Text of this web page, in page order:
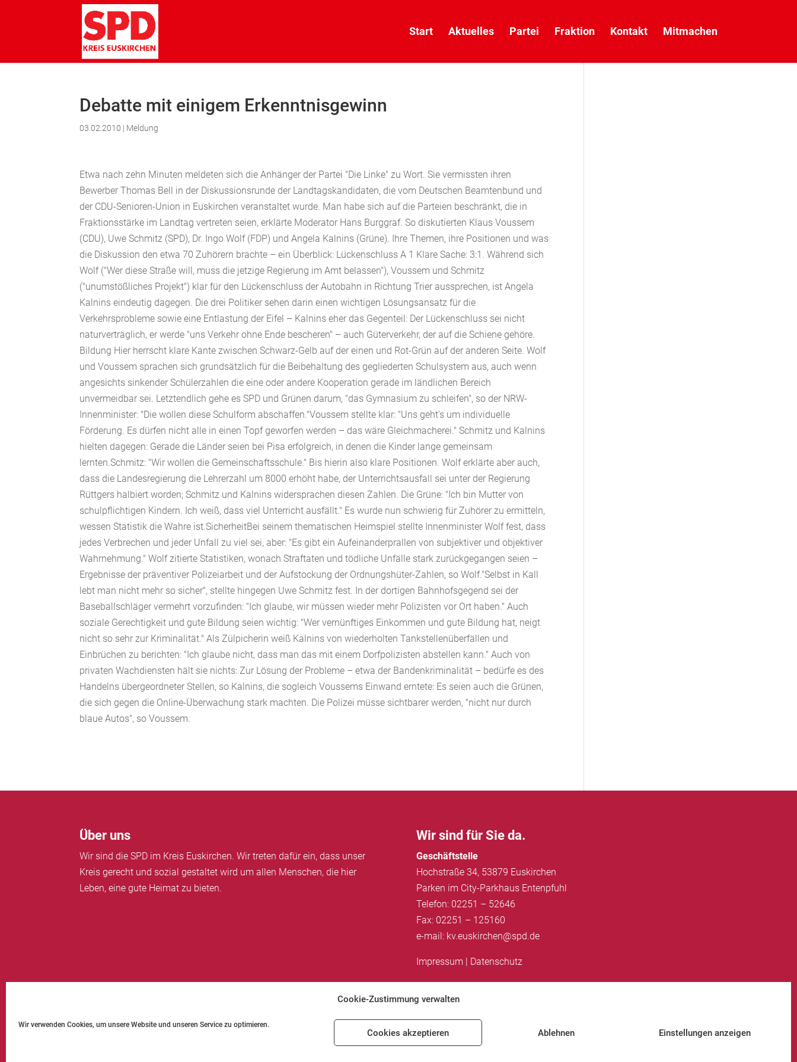
Cookie-Zustimmung verwalten
Wir verwenden Cookies, um unsere Website und unseren Service zu optimieren.
Cookies akzeptieren Ablehnen Einstellungen anzeigen
Start Aktuelles Partei Fraktion Kontakt Mitmachen
Debatte mit einigem Erkenntnisgewinn
03.02.2010 | Meldung
Etwa nach zehn Minuten meldeten sich die Anhänger der Partei "Die Linke" zu Wort. Sie vermissten ihren
Bewerber Thomas Bell in der Diskussionsrunde der Landtagskandidaten, die vom Deutschen Beamtenbund und
der CDU-Senioren-Union in Euskirchen veranstaltet wurde. Man habe sich auf die Parteien beschränkt, die in
Fraktionsstärke im Landtag vertreten seien, erklärte Moderator Hans Burggraf. So diskutierten Klaus Voussem
(CDU), Uwe Schmitz (SPD), Dr. Ingo Wolf (FDP) und Angela Kalnins (Grüne). Ihre Themen, ihre Positionen und was
die Diskussion den etwa 70 Zuhörern brachte – ein Überblick: Lückenschluss A 1 Klare Sache: 3:1. Während sich
Wolf ("Wer diese Straße will, muss die jetzige Regierung im Amt belassen"), Voussem und Schmitz
("unumstößliches Projekt") klar für den Lückenschluss der Autobahn in Richtung Trier aussprechen, ist Angela
Kalnins eindeutig dagegen. Die drei Politiker sehen darin einen wichtigen Lösungsansatz für die
Verkehrsprobleme sowie eine Entlastung der Eifel – Kalnins eher das Gegenteil: Der Lückenschluss sei nicht
naturverträglich, er werde "uns Verkehr ohne Ende bescheren" – auch Güterverkehr, der auf die Schiene gehöre.
Bildung Hier herrscht klare Kante zwischen Schwarz-Gelb auf der einen und Rot-Grün auf der anderen Seite. Wolf
und Voussem sprachen sich grundsätzlich für die Beibehaltung des gegliederten Schulsystem aus, auch wenn
angesichts sinkender Schülerzahlen die eine oder andere Kooperation gerade im ländlichen Bereich
unvermeidbar sei. Letztendlich gehe es SPD und Grünen darum, "das Gymnasium zu schleifen", so der NRW-
Innenminister: "Die wollen diese Schulform abschaffen."Voussem stellte klar: "Uns geht's um individuelle
Förderung. Es dürfen nicht alle in einen Topf geworfen werden – das wäre Gleichmacherei." Schmitz und Kalnins
hielten dagegen: Gerade die Länder seien bei Pisa erfolgreich, in denen die Kinder lange gemeinsam
lernten.Schmitz: "Wir wollen die Gemeinschaftsschule." Bis hierin also klare Positionen. Wolf erklärte aber auch,
dass die Landesregierung die Lehrerzahl um 8000 erhöht habe, der Unterrichtsausfall sei unter der Regierung
Rüttgers halbiert worden; Schmitz und Kalnins widersprachen diesen Zahlen. Die Grüne: "Ich bin Mutter von
schulpflichtigen Kindern. Ich weiß, dass viel Unterricht ausfällt." Es wurde nun schwierig für Zuhörer zu ermitteln,
wessen Statistik die Wahre ist.SicherheitBei seinem thematischen Heimspiel stellte Innenminister Wolf fest, dass
jedes Verbrechen und jeder Unfall zu viel sei, aber: "Es gibt ein Aufeinanderprallen von subjektiver und objektiver
Wahrnehmung." Wolf zitierte Statistiken, wonach Straftaten und tödliche Unfälle stark zurückgegangen seien –
Ergebnisse der präventiver Polizeiarbeit und der Aufstockung der Ordnungshüter-Zahlen, so Wolf."Selbst in Kall
lebt man nicht mehr so sicher", stellte hingegen Uwe Schmitz fest. In der dortigen Bahnhofsgegend sei der
Baseballschläger vermehrt vorzufinden: "Ich glaube, wir müssen wieder mehr Polizisten vor Ort haben." Auch
soziale Gerechtigkeit und gute Bildung seien wichtig: "Wer vernünftiges Einkommen und gute Bildung hat, neigt
nicht so sehr zur Kriminalität." Als Zülpicherin weiß Kalnins von wiederholten Tankstellenüberfällen und
Einbrüchen zu berichten: "Ich glaube nicht, dass man das mit einem Dorfpolizisten abstellen kann." Auch von
privaten Wachdiensten hält sie nichts: Zur Lösung der Probleme – etwa der Bandenkriminalität – bedürfe es des
Handelns übergeordneter Stellen, so Kalnins, die sogleich Voussems Einwand erntete: Es seien auch die Grünen,
die sich gegen die Online-Überwachung stark machten. Die Polizei müsse sichtbarer werden, "nicht nur durch
blaue Autos", so Voussem.
Über uns
Wir sind die SPD im Kreis Euskirchen. Wir treten dafür ein, dass unser
Kreis gerecht und sozial gestaltet wird um allen Menschen, die hier
Leben, eine gute Heimat zu bieten.
Wir sind für Sie da.
Geschäftstelle
Hochstraße 34, 53879 Euskirchen
Parken im City-Parkhaus Entenpfuhl
Telefon: 02251 – 52646
Fax: 02251 – 125160
e-mail: kv.euskirchen@spd.de
Impressum | Datenschutz
Impressum Datenschutz Kontakt Cookie-Richtlinie (EU)